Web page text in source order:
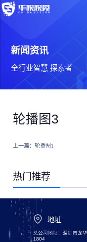
新闻资讯
全行业智慧 探索者
轮播图3
上一篇： 轮播图1
热门推荐
地址
总公司地址：深圳市龙
1804